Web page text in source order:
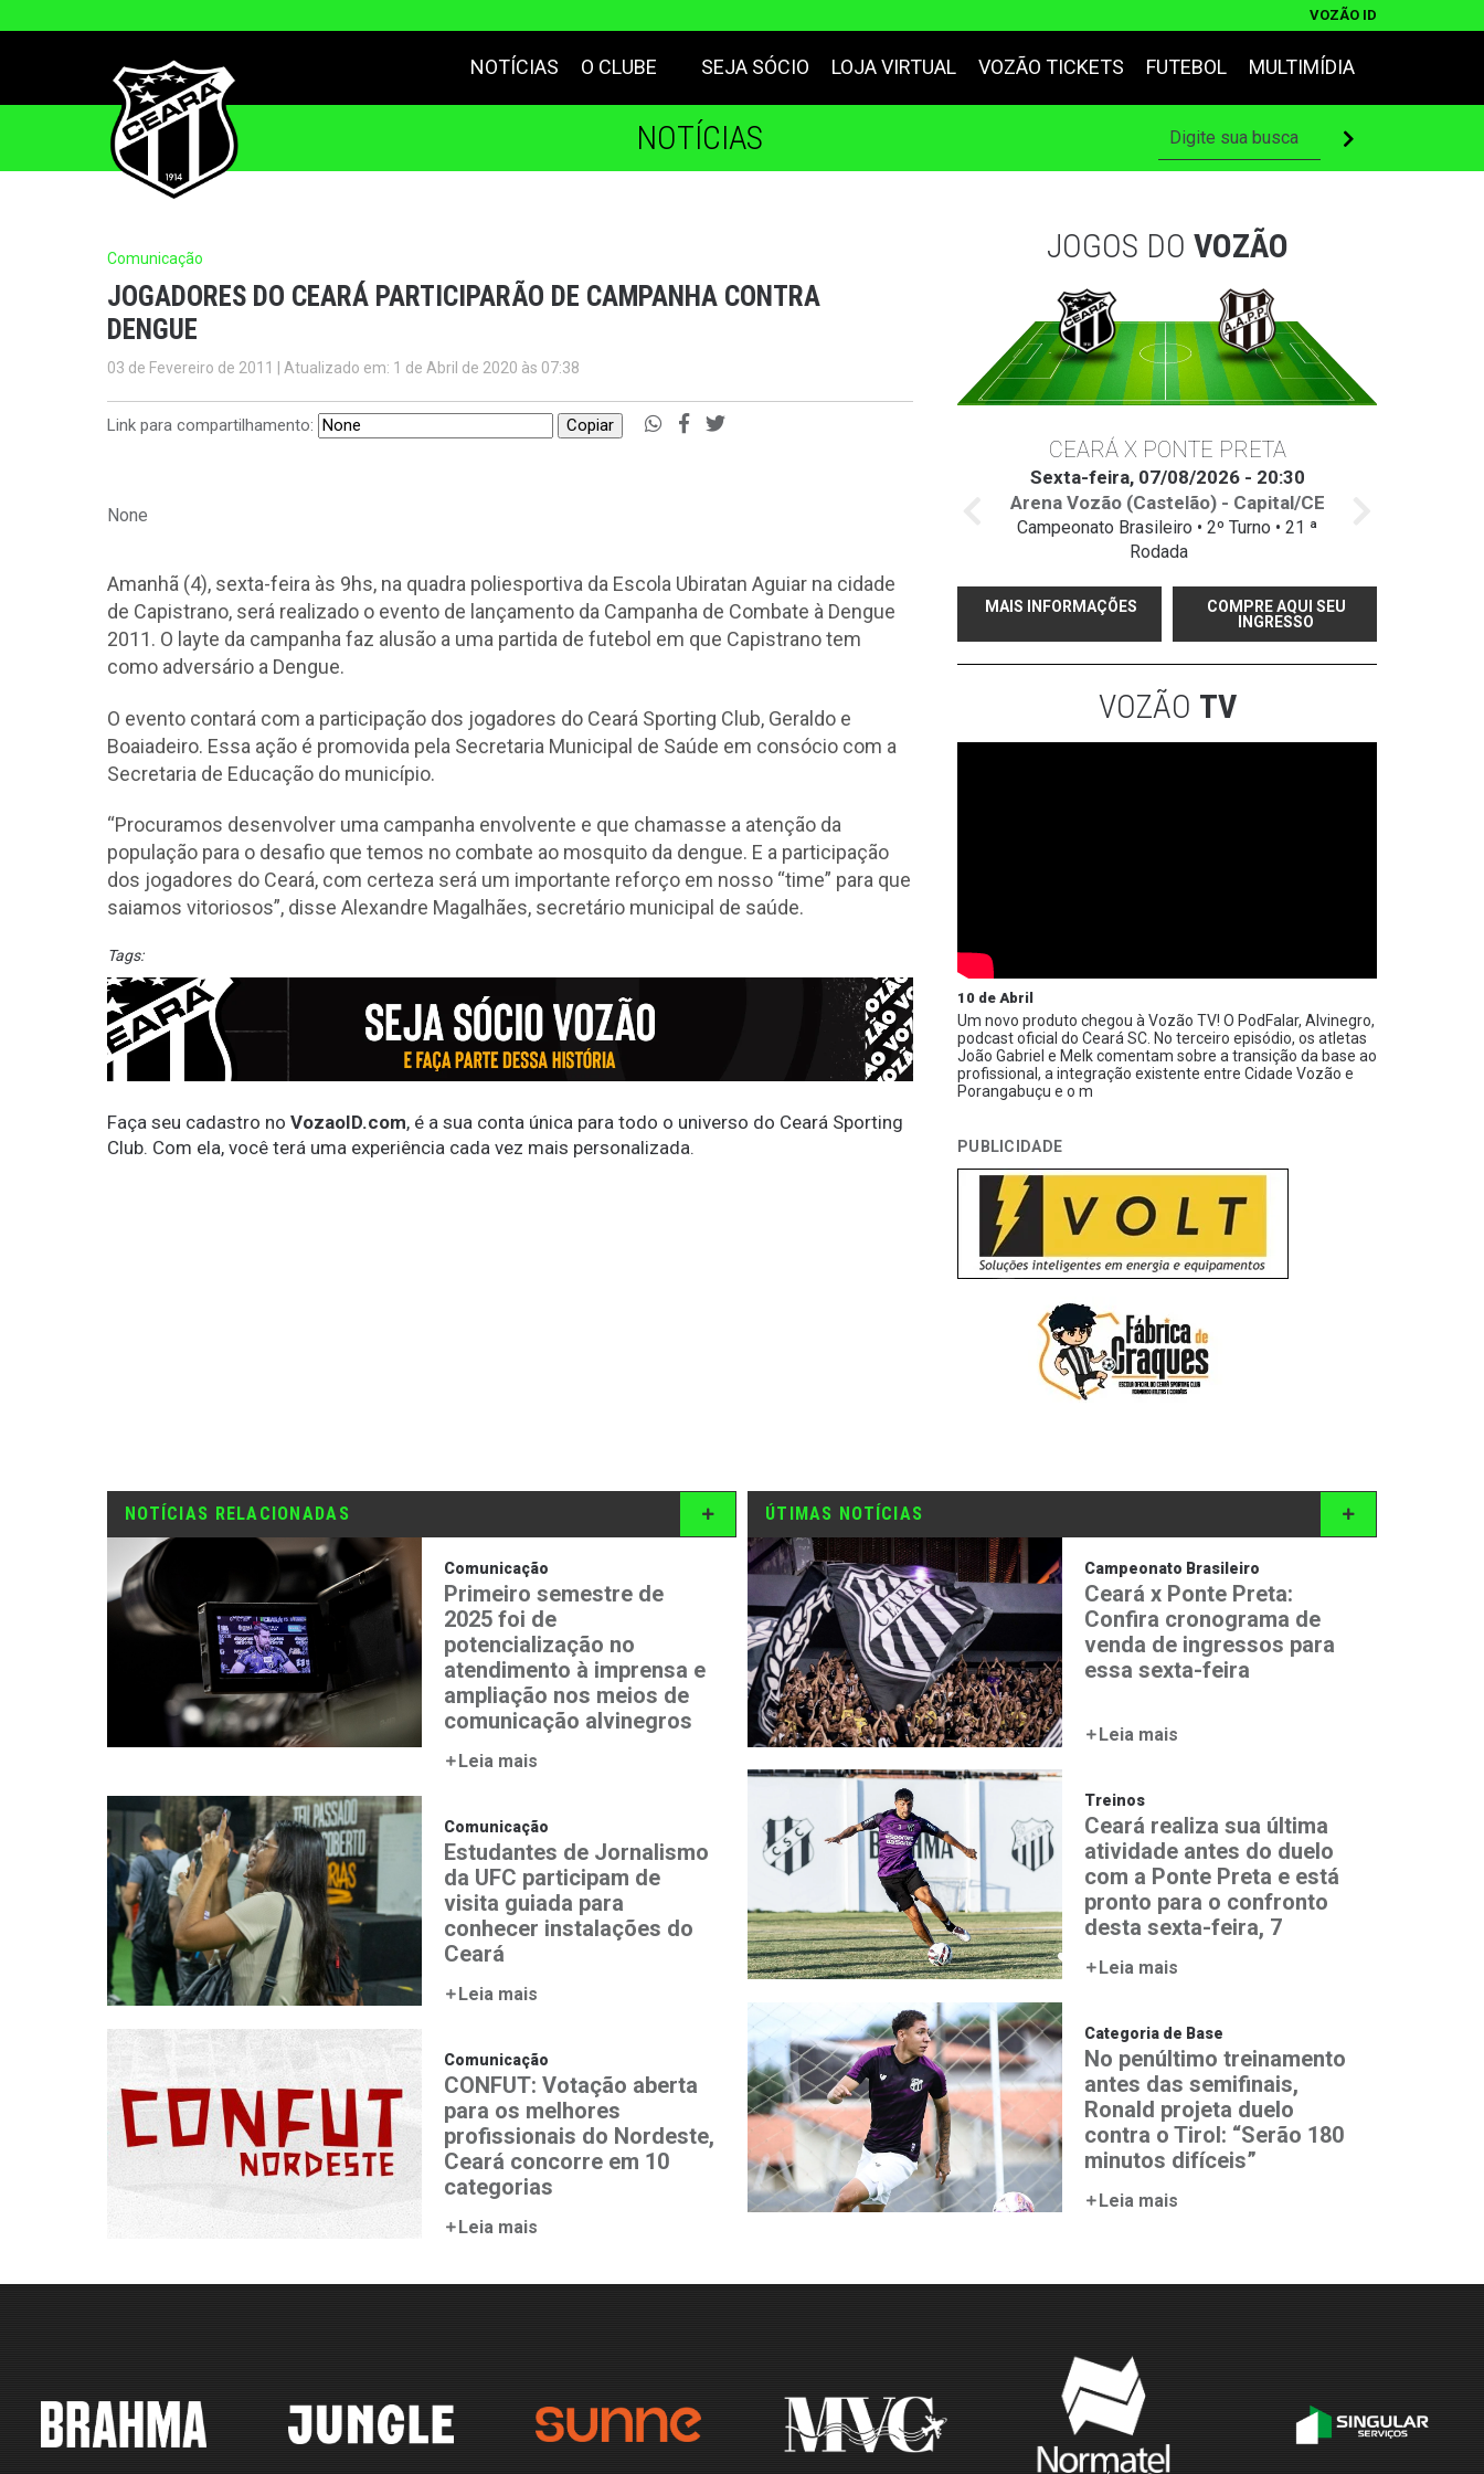
VOZÃO ID
NOTÍCIAS O CLUBE SEJA SÓCIO LOJA VIRTUAL VOZÃO TICKETS FUTEBOL MULTIMÍDIA
NOTÍCIAS
Comunicação
JOGADORES DO CEARÁ PARTICIPARÃO DE CAMPANHA CONTRA
DENGUE
03 de Fevereiro de 2011 | Atualizado em: 1 de Abril de 2020 às 07:38
Link para compartilhamento: Copiar
None
Amanhã (4), sexta-feira às 9hs, na quadra poliesportiva da Escola Ubiratan Aguiar na cidade
de Capistrano, será realizado o evento de lançamento da Campanha de Combate à Dengue
2011. O layte da campanha faz alusão a uma partida de futebol em que Capistrano tem
como adversário a Dengue.
O evento contará com a participação dos jogadores do Ceará Sporting Club, Geraldo e
Boaiadeiro. Essa ação é promovida pela Secretaria Municipal de Saúde em consócio com a
Secretaria de Educação do município.
“Procuramos desenvolver uma campanha envolvente e que chamasse a atenção da
população para o desafio que temos no combate ao mosquito da dengue. E a participação
dos jogadores do Ceará, com certeza será um importante reforço em nosso “time” para que
saiamos vitoriosos”, disse Alexandre Magalhães, secretário municipal de saúde.
Tags:
Faça seu cadastro no VozaoID.com, é a sua conta única para todo o universo do Ceará Sporting
Club. Com ela, você terá uma experiência cada vez mais personalizada.
JOGOS DO VOZÃO
CEARÁ X PONTE PRETA
Sexta-feira, 07/08/2026 - 20:30
Arena Vozão (Castelão) - Capital/CE
Campeonato Brasileiro • 2º Turno • 21 ª
Rodada
MAIS INFORMAÇÕES
COMPRE AQUI SEU
INGRESSO
VOZÃO TV
10 de Abril
Um novo produto chegou à Vozão TV! O PodFalar, Alvinegro,
podcast oficial do Ceará SC. No terceiro episódio, os atletas
João Gabriel e Melk comentam sobre a transição da base ao
profissional, a integração existente entre Cidade Vozão e
Porangabuçu e o m
PUBLICIDADE
NOTÍCIAS RELACIONADAS
Comunicação
Primeiro semestre de
2025 foi de
potencialização no
atendimento à imprensa e
ampliação nos meios de
comunicação alvinegros
Leia mais
Comunicação
Estudantes de Jornalismo
da UFC participam de
visita guiada para
conhecer instalações do
Ceará
Leia mais
Comunicação
CONFUT: Votação aberta
para os melhores
profissionais do Nordeste,
Ceará concorre em 10
categorias
Leia mais
ÚTIMAS NOTÍCIAS
Campeonato Brasileiro
Ceará x Ponte Preta:
Confira cronograma de
venda de ingressos para
essa sexta-feira
Leia mais
Treinos
Ceará realiza sua última
atividade antes do duelo
com a Ponte Preta e está
pronto para o confronto
desta sexta-feira, 7
Leia mais
Categoria de Base
No penúltimo treinamento
antes das semifinais,
Ronald projeta duelo
contra o Tirol: “Serão 180
minutos difíceis”
Leia mais